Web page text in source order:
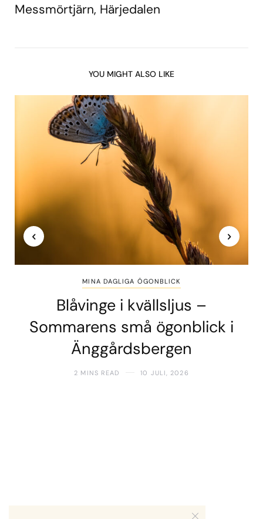
Messmörtjärn, Härjedalen
YOU MIGHT ALSO LIKE
MINA DAGLIGA ÖGONBLICK
Blåvinge i kvällsljus –
Sommarens små ögonblick i
Änggårdsbergen
2 MINS READ 10 JULI, 2026